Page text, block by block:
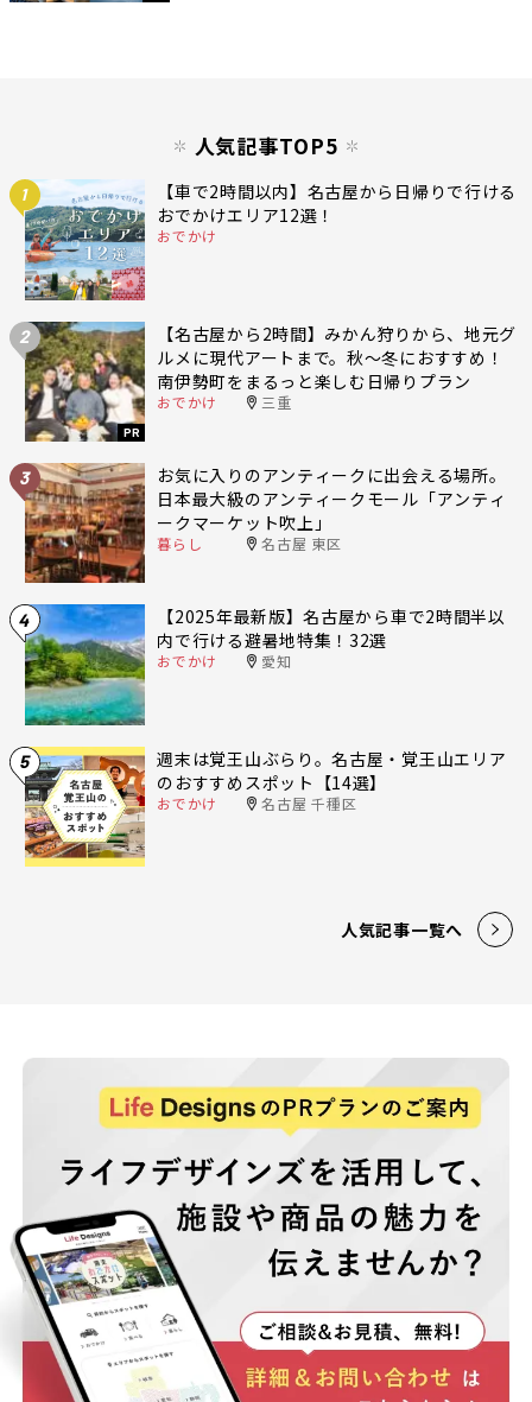
人気記事TOP5
1
【車で2時間以内】名古屋から日帰りで行ける
おでかけエリア12選！
おでかけ
2
PR
【名古屋から2時間】みかん狩りから、地元グ
ルメに現代アートまで。秋〜冬におすすめ！
南伊勢町をまるっと楽しむ日帰りプラン
おでかけ 三重
3
お気に入りのアンティークに出会える場所。
日本最大級のアンティークモール「アンティ
ークマーケット吹上」
暮らし 名古屋 東区
4
【2025年最新版】名古屋から車で2時間半以
内で行ける避暑地特集！32選
おでかけ 愛知
5
週末は覚王山ぶらり。名古屋・覚王山エリア
のおすすめスポット【14選】
おでかけ 名古屋 千種区
人気記事一覧へ